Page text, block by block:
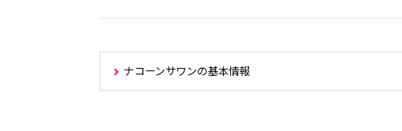
ナコーンサワンの基本情報